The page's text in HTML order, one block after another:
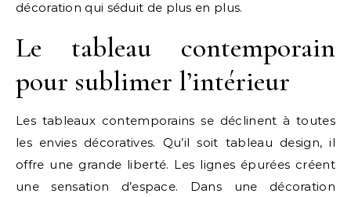
décoration qui séduit de plus en plus.
Le tableau contemporain
pour sublimer l’intérieur
Les tableaux contemporains se déclinent à toutes
les envies décoratives. Qu’il soit tableau design, il
offre une grande liberté. Les lignes épurées créent
une sensation d’espace. Dans une décoration